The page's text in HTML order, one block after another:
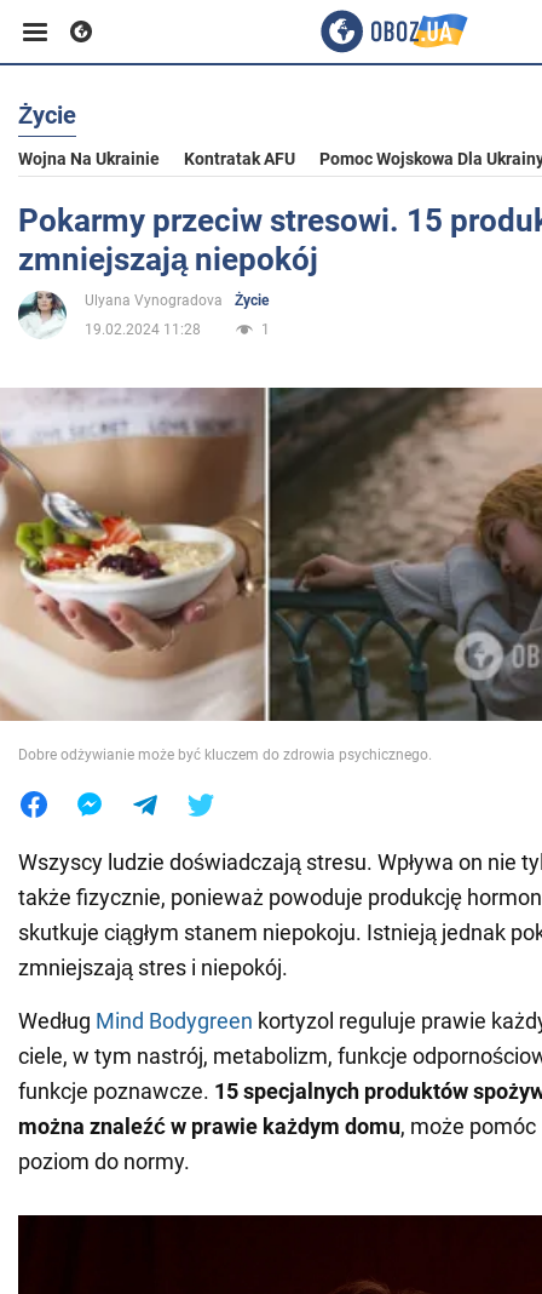
Biznes
Sport
Rozrywka
Polityka
Społeczeństwo
Wojna na Ukrainie
Jedzenie
Życie
Wojna Na Ukrainie Kontratak AFU Pomoc Wojskowa Dla
Pokarmy przeciw stresowi. 15
zmniejszają niepokój
Ulyana Vynogradova
Życie
19.02.2024 11:28
1
Dobre odżywianie może być kluczem do zdrowia psychicznego.
Wszyscy ludzie doświadczają stresu. Wpływa on nie
także fizycznie, ponieważ powoduje produkcję
skutkuje ciągłym stanem niepokoju. Istnieją jednak
zmniejszają stres i niepokój.
Według Mind Bodygreen kortyzol reguluje prawie
ciele, w tym nastrój, metabolizm, funkcje
funkcje poznawcze. 15 specjalnych produktów
można znaleźć w prawie każdym domu, może
poziom do normy.